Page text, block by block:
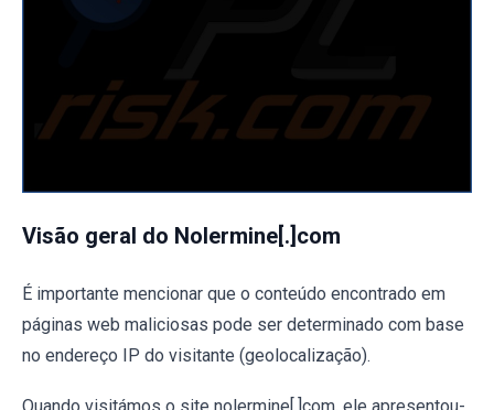
Visão geral do Nolermine[.]com
É importante mencionar que o conteúdo encontrado em
páginas web maliciosas pode ser determinado com base
no endereço IP do visitante (geolocalização).